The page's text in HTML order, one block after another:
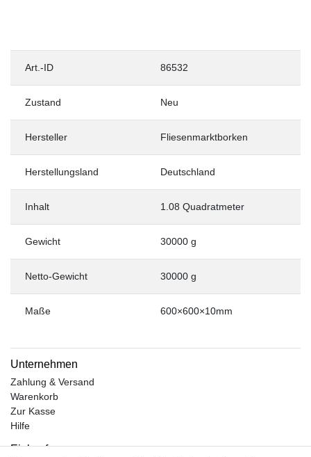
Art.-ID 86532
Zustand Neu
Hersteller Fliesenmarktborken
Herstellungsland Deutschland
Inhalt 1.08 Quadratmeter
Gewicht 30000 g
Netto-Gewicht 30000 g
Maße 600×600×10mm
Unternehmen
Zahlung & Versand
Warenkorb
Zur Kasse
Hilfe
Einkaufen